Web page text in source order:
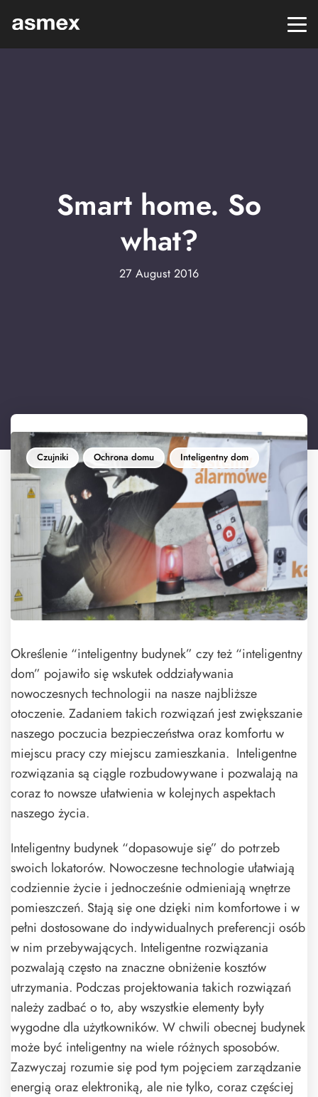
Smart home. So
what?
27 August 2016
Czujniki Ochrona domu Inteligentny dom
Określenie “inteligentny budynek” czy też “inteligentny
dom” pojawiło się wskutek oddziaływania
nowoczesnych technologii na nasze najbliższe
otoczenie. Zadaniem takich rozwiązań jest zwiększanie
naszego poczucia bezpieczeństwa oraz komfortu w
miejscu pracy czy miejscu zamieszkania. Inteligentne
rozwiązania są ciągle rozbudowywane i pozwalają na
coraz to nowsze ułatwienia w kolejnych aspektach
naszego życia.
Inteligentny budynek “dopasowuje się” do potrzeb
swoich lokatorów. Nowoczesne technologie ułatwiają
codziennie życie i jednocześnie odmieniają wnętrze
pomieszczeń. Stają się one dzięki nim komfortowe i w
pełni dostosowane do indywidualnych preferencji osób
w nim przebywających. Inteligentne rozwiązania
pozwalają często na znaczne obniżenie kosztów
utrzymania. Podczas projektowania takich rozwiązań
należy zadbać o to, aby wszystkie elementy były
wygodne dla użytkowników. W chwili obecnej budynek
może być inteligentny na wiele różnych sposobów.
Zazwyczaj rozumie się pod tym pojęciem zarządzanie
energią oraz elektroniką, ale nie tylko, coraz częściej